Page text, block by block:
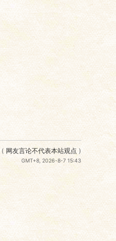
( 网友言论不代表本站观点 )
GMT+8, 2026-8-7 15:43